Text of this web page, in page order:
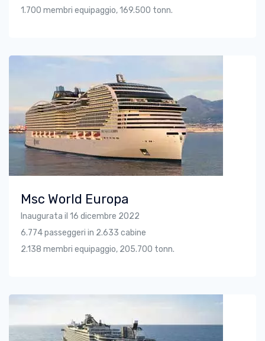
1.700 membri equipaggio, 169.500 tonn.
Msc World Europa
Inaugurata il 16 dicembre 2022
6.774 passeggeri in 2.633 cabine
2.138 membri equipaggio, 205.700 tonn.